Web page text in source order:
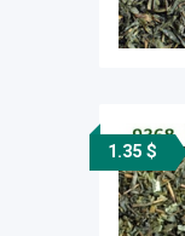
1.35 $